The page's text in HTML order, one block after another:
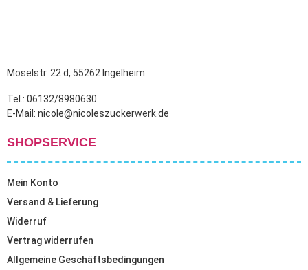
Moselstr. 22 d, 55262 Ingelheim
Tel.: 06132/8980630
E-Mail: nicole@nicoleszuckerwerk.de
SHOPSERVICE
Mein Konto
Versand & Lieferung
Widerruf
Vertrag widerrufen
Allgemeine Geschäftsbedingungen